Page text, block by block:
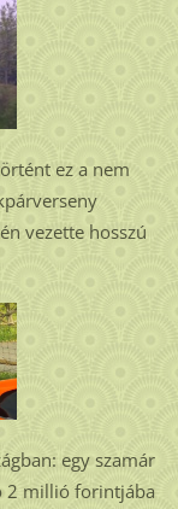
ez a nem
vezette hosszú
egy szamár
2 millió forintjába